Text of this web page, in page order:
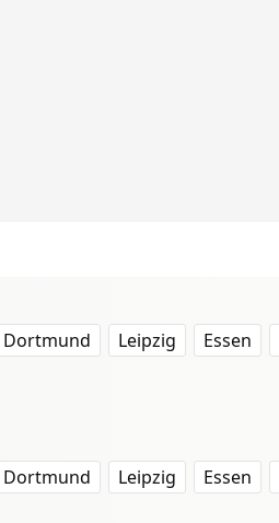
Dortmund Leipzig Essen
Dortmund Leipzig Essen